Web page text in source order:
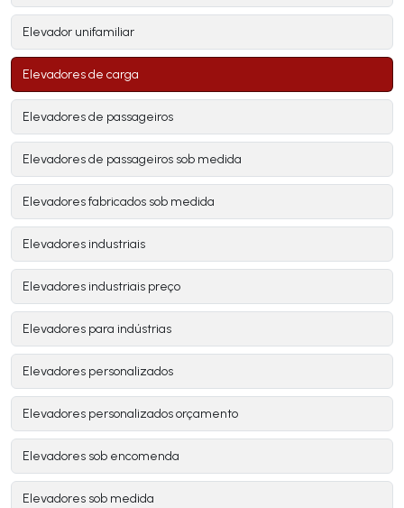
Elevador unifamiliar
Elevadores de carga
Elevadores de passageiros
Elevadores de passageiros sob medida
Elevadores fabricados sob medida
Elevadores industriais
Elevadores industriais preço
Elevadores para indústrias
Elevadores personalizados
Elevadores personalizados orçamento
Elevadores sob encomenda
Elevadores sob medida